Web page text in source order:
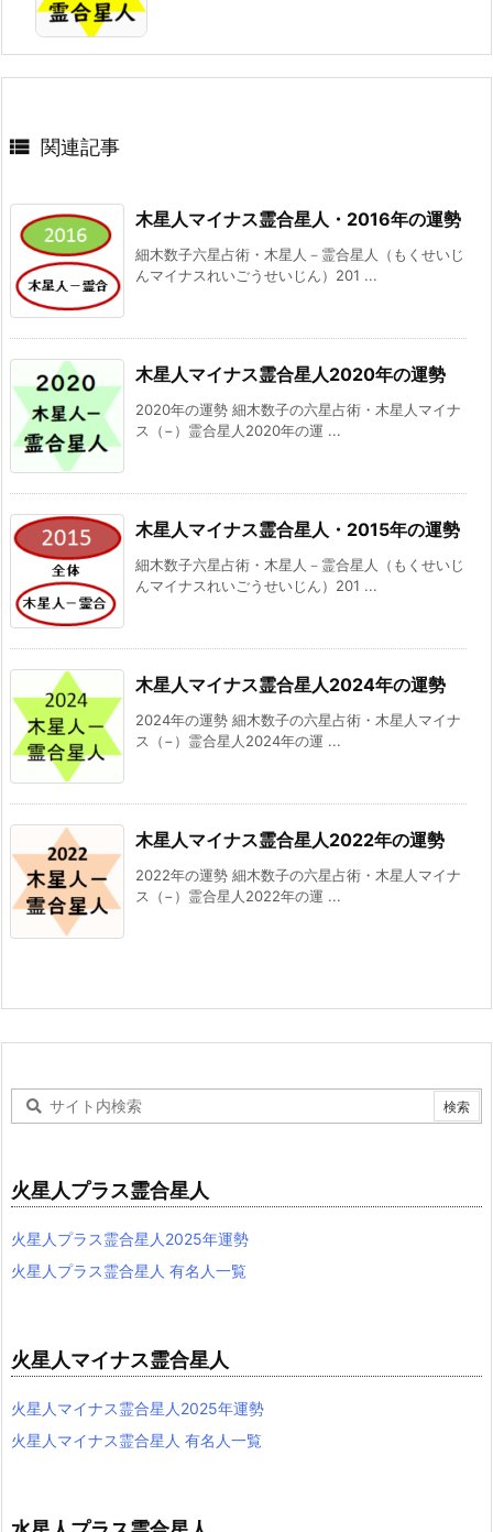
 関連記事
木星人マイナス霊合星人・2016年の運勢
細木数子六星占術・木星人－霊合星人（もくせいじ
んマイナスれいごうせいじん）201 ...
木星人マイナス霊合星人2020年の運勢
2020年の運勢 細木数子の六星占術・木星人マイナ
ス（−）霊合星人2020年の運 ...
木星人マイナス霊合星人・2015年の運勢
細木数子六星占術・木星人－霊合星人（もくせいじ
んマイナスれいごうせいじん）201 ...
木星人マイナス霊合星人2024年の運勢
2024年の運勢 細木数子の六星占術・木星人マイナ
ス（−）霊合星人2024年の運 ...
木星人マイナス霊合星人2022年の運勢
2022年の運勢 細木数子の六星占術・木星人マイナ
ス（−）霊合星人2022年の運 ...
火星人プラス霊合星人
火星人プラス霊合星人2025年運勢
火星人プラス霊合星人 有名人一覧
火星人マイナス霊合星人
火星人マイナス霊合星人2025年運勢
火星人マイナス霊合星人 有名人一覧